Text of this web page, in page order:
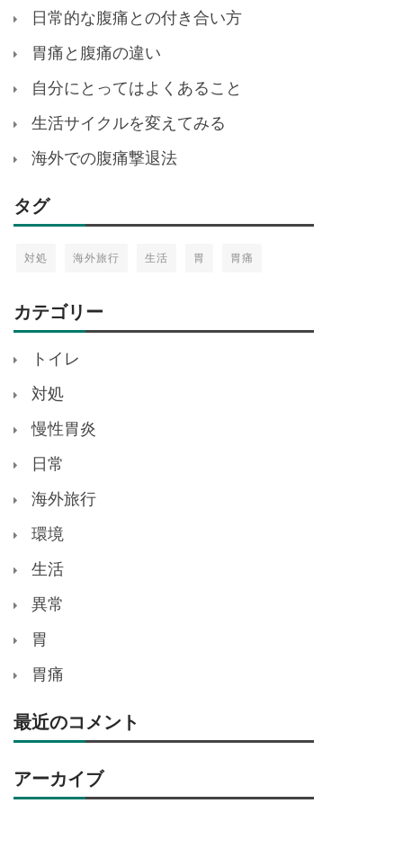
日常的な腹痛との付き合い方
胃痛と腹痛の違い
自分にとってはよくあること
生活サイクルを変えてみる
海外での腹痛撃退法
タグ
対処 海外旅行 生活 胃 胃痛
カテゴリー
トイレ
対処
慢性胃炎
日常
海外旅行
環境
生活
異常
胃
胃痛
最近のコメント
アーカイブ